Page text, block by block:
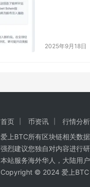
2025年9月18日
首页 币资讯 行情分析
爱上BTC所有区块链相关数
强烈建议您独自对内容进行
本站服务海外华人，大陆用
Copyright © 2024 爱上